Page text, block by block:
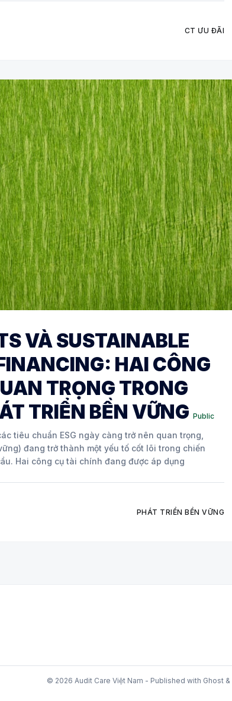
CT ƯU ĐÃI
VÀ SUSTAINABLE
HAI CÔNG
TRỌNG TRONG
TRIỂN BỀN VỮNG Public
tiêu chuẩn ESG ngày càng trở nên quan trọng,
đang trở thành một yếu tố cốt lõi trong chiến
lược của nhiều doanh nghiệp toàn cầu. Hai công cụ tài chính đang được áp dụng
PHÁT TRIỂN BỀN VỮNG
© 2026 Audit Care Việt Nam - Published with Ghost&